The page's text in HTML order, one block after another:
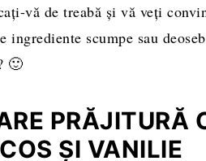
vă de treabă şi vă veţi
scumpe sau
🙂
PRĂJITURĂ
ŞI VANILIE